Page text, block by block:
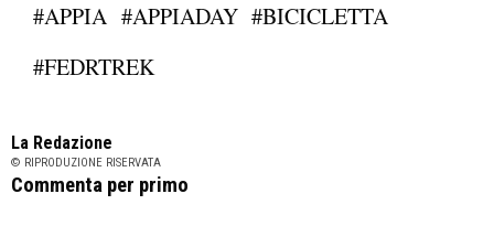
#APPIA #APPIADAY #BICICLETTA
#FEDRTREK
La Redazione
© RIPRODUZIONE RISERVATA
Commenta per primo